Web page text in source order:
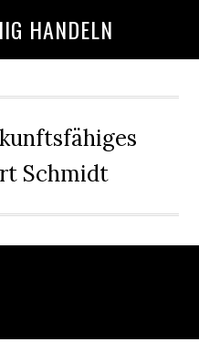
HANDELN
Schmidt